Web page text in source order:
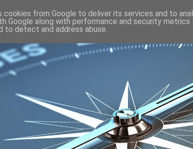
cookies from Google to deliver its services and to
Google along with performance and security
to detect and address abuse.